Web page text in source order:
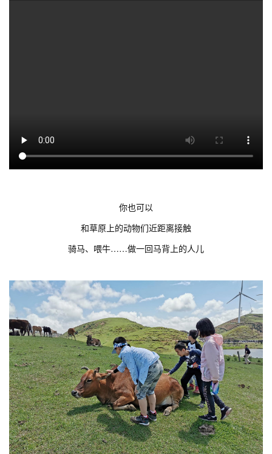
你也可以
和草原上的动物们近距离接触
骑马、喂牛……做一回马背上的人儿